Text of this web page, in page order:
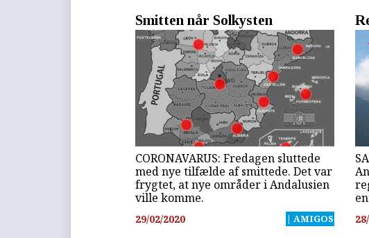
Smitten når Solkysten
CORONAVARUS: Fredagen sluttede
med nye tilfælde af smittede. Det var
frygtet, at nye områder i Andalusien
ville komme.
29/02/2020 | AMIGOS